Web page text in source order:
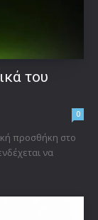
του
0
προσθήκη στο
να